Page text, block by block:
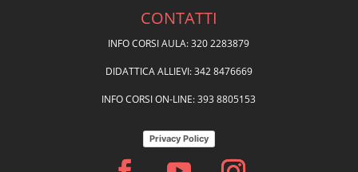
CONTATTI
INFO CORSI AULA: 320 2283879
DIDATTICA ALLIEVI: 342 8476669
INFO CORSI ON-LINE: 393 8805153
Privacy Policy